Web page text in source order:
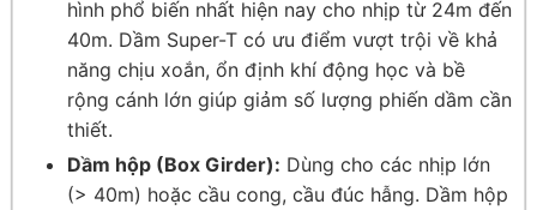
hình phổ biến nhất hiện nay cho nhịp từ 24m đến
40m. Dầm Super-T có ưu điểm vượt trội về khả
năng chịu xoắn, ổn định khí động học và bề
rộng cánh lớn giúp giảm số lượng phiến dầm cần
thiết.
Dầm hộp (Box Girder): Dùng cho các nhịp lớn
(> 40m) hoặc cầu cong, cầu đúc hẫng. Dầm hộp